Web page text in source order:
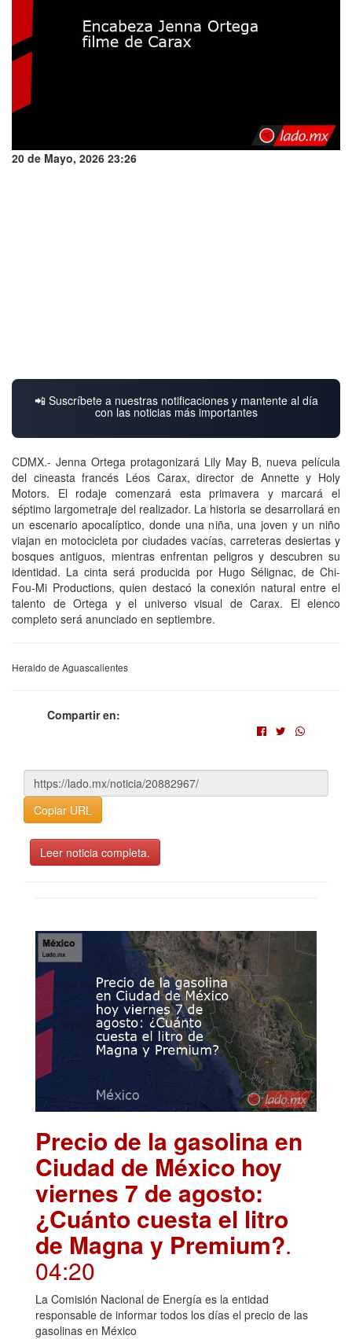
20 de Mayo, 2026 23:26
📲 Suscríbete a nuestras notificaciones y mantente al día
con las noticias más importantes
CDMX.- Jenna Ortega protagonizará Lily May B, nueva película
del cineasta francés Léos Carax, director de Annette y Holy
Motors. El rodaje comenzará esta primavera y marcará el
séptimo largometraje del realizador. La historia se desarrollará en
un escenario apocalíptico, donde una niña, una joven y un niño
viajan en motocicleta por ciudades vacías, carreteras desiertas y
bosques antiguos, mientras enfrentan peligros y descubren su
identidad. La cinta será producida por Hugo Sélignac, de Chi-
Fou-Mi Productions, quien destacó la conexión natural entre el
talento de Ortega y el universo visual de Carax. El elenco
completo será anunciado en septiembre.
Heraldo de Aguascalientes
Compartir en:
Copiar URL
Leer noticia completa.
Precio de la gasolina en
Ciudad de México hoy
viernes 7 de agosto:
¿Cuánto cuesta el litro
de Magna y Premium?.
04:20
La Comisión Nacional de Energía es la entidad
responsable de informar todos los días el precio de las
gasolinas en México